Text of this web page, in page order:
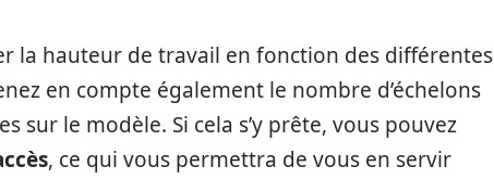
la hauteur de travail en fonction des différentes
en compte également le nombre d’échelons
sur le modèle. Si cela s’y prête, vous pouvez
, ce qui vous permettra de vous en servir